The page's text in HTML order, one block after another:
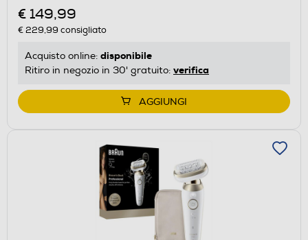
€ 149,99
€ 229,99 consigliato
Acquisto online: disponibile
Ritiro in negozio in 30' gratuito: verifica
AGGIUNGI